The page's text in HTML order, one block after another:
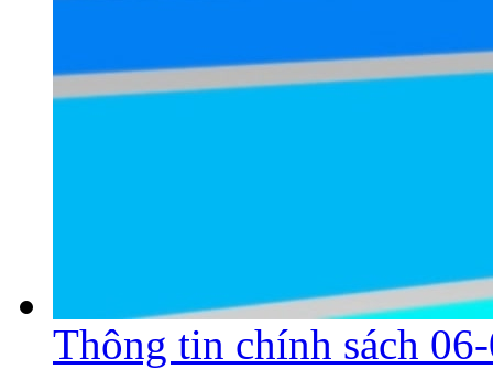
Thông tin chính sách